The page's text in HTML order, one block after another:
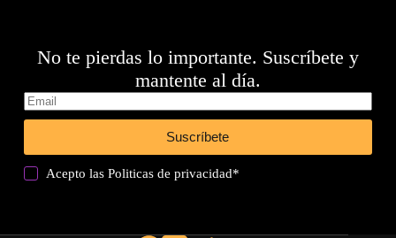
No te pierdas lo importante. Suscríbete y
mantente al día.
Suscríbete
Acepto lasPoliticas de privacidad*